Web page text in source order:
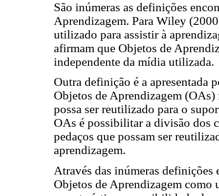
São inúmeras as definições
Aprendizagem. Para Wiley
utilizado para assistir à
afirmam que Objetos de
independente da mídia utilizada.
Outra definição é a apresentada
Objetos de Aprendizagem
possa ser reutilizado para o
OAs é possibilitar a divisão dos
pedaços que possam ser
aprendizagem.
Através das inúmeras definições
Objetos de Aprendizagem